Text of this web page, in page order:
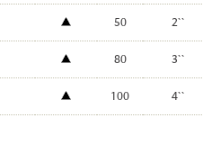
50 2``
80 3``
100 4``